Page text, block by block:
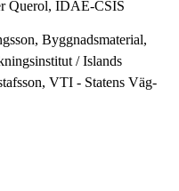
Querol, IDAE-CSIS
Byggnadsmaterial,
/ Islands
VTI - Statens Väg-